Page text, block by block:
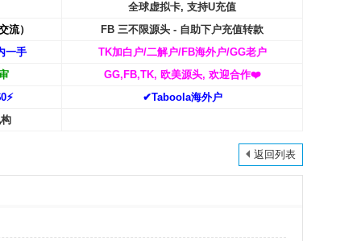
全球虚拟卡, 支持U充值
流）
FB 三不限源头 - 自助下户充值转款
一手
TK加白户/二解户/FB海外户/GG老户
GG,FB,TK, 欧美源头, 欢迎合作❤️
✔Taboola海外户
返回列表